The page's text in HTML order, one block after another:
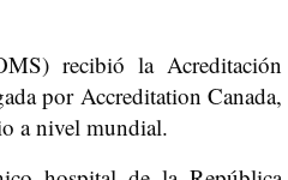
recibió la Acreditación
por Accreditation Canada,
a nivel mundial.